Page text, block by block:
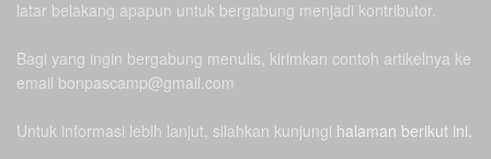
latar belakang apapun untuk bergabung menjadi kontributor.
Bagi yang ingin bergabung menulis, kirimkan contoh artikelnya ke
email bonpascamp@gmail.com
Untuk informasi lebih lanjut, silahkan kunjungi halaman berikut ini.